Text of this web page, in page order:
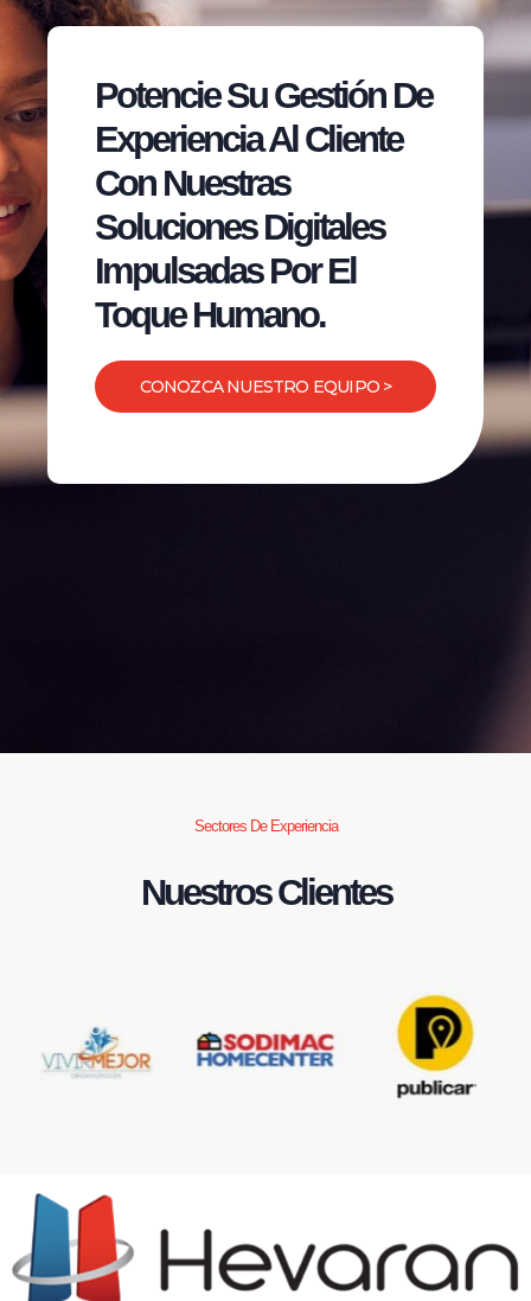
Potencie Su Gestión De
Experiencia Al Cliente
Con Nuestras
Soluciones Digitales
Impulsadas Por El
Toque Humano.
CONOZCA NUESTRO EQUIPO >
Sectores De Experiencia
Nuestros Clientes